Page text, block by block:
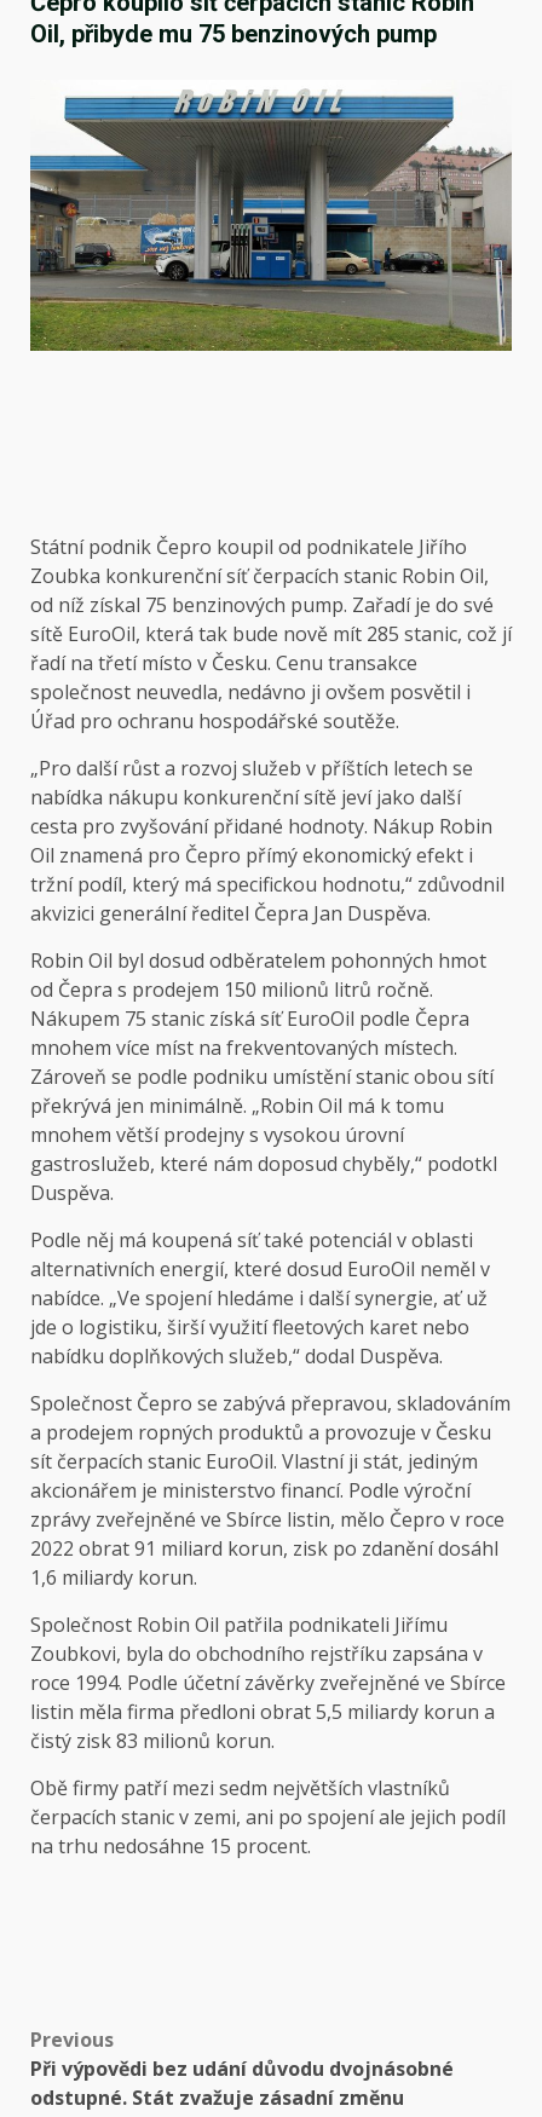
Oil, přibyde mu 75 benzinových pump
Státní podnik Čepro koupil od podnikatele Jiřího
Zoubka konkurenční síť čerpacích stanic Robin Oil,
od níž získal 75 benzinových pump. Zařadí je do své
sítě EuroOil, která tak bude nově mít 285 stanic, což jí
řadí na třetí místo v Česku. Cenu transakce
společnost neuvedla, nedávno ji ovšem posvětil i
Úřad pro ochranu hospodářské soutěže.
„Pro další růst a rozvoj služeb v příštích letech se
nabídka nákupu konkurenční sítě jeví jako další
cesta pro zvyšování přidané hodnoty. Nákup Robin
Oil znamená pro Čepro přímý ekonomický efekt i
tržní podíl, který má specifickou hodnotu,“ zdůvodnil
akvizici generální ředitel Čepra Jan Duspěva.
Robin Oil byl dosud odběratelem pohonných hmot
od Čepra s prodejem 150 milionů litrů ročně.
Nákupem 75 stanic získá síť EuroOil podle Čepra
mnohem více míst na frekventovaných místech.
Zároveň se podle podniku umístění stanic obou sítí
překrývá jen minimálně. „Robin Oil má k tomu
mnohem větší prodejny s vysokou úrovní
gastroslužeb, které nám doposud chyběly,“ podotkl
Duspěva.
Podle něj má koupená síť také potenciál v oblasti
alternativních energií, které dosud EuroOil neměl v
nabídce. „Ve spojení hledáme i další synergie, ať už
jde o logistiku, širší využití fleetových karet nebo
nabídku doplňkových služeb,“ dodal Duspěva.
Společnost Čepro se zabývá přepravou, skladováním
a prodejem ropných produktů a provozuje v Česku
sít čerpacích stanic EuroOil. Vlastní ji stát, jediným
akcionářem je ministerstvo financí. Podle výroční
zprávy zveřejněné ve Sbírce listin, mělo Čepro v roce
2022 obrat 91 miliard korun, zisk po zdanění dosáhl
1,6 miliardy korun.
Společnost Robin Oil patřila podnikateli Jiřímu
Zoubkovi, byla do obchodního rejstříku zapsána v
roce 1994. Podle účetní závěrky zveřejněné ve Sbírce
listin měla firma předloni obrat 5,5 miliardy korun a
čistý zisk 83 milionů korun.
Obě firmy patří mezi sedm největších vlastníků
čerpacích stanic v zemi, ani po spojení ale jejich podíl
na trhu nedosáhne 15 procent.
Post
navigation
Previous
Při výpovědi bez udání důvodu dvojnásobné
odstupné. Stát zvažuje zásadní změnu